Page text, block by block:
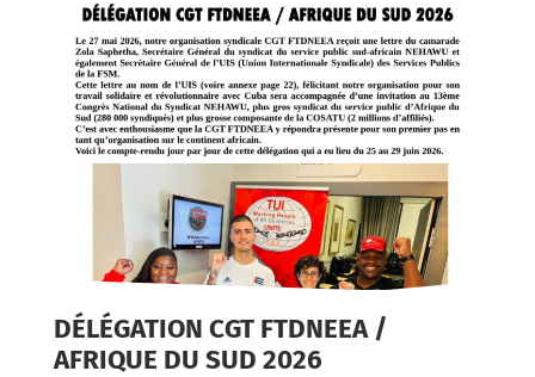
DÉLÉGATION CGT FTDNEEA /
AFRIQUE DU SUD 2026